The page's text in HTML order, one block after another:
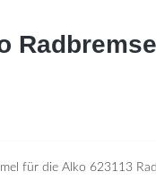
für die Alko 623113